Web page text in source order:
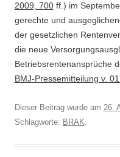
2009, 700ff.) im
gerechte und
der gesetzlichen
die neue
Betriebsrentenansprüche
BMJ-Pressemitteilung v.
Dieser Beitrag wurde am 26.
Schlagworte: BRAK.